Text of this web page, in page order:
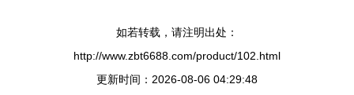
如若转载，请注明出处：
http://www.zbt6688.com/product/102.html
更新时间：2026-08-06 04:29:48